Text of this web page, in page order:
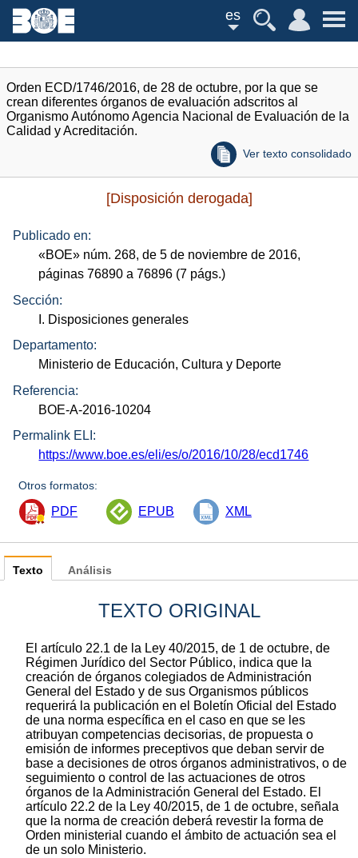
es
Orden ECD/1746/2016, de 28 de octubre, por la que se
crean diferentes órganos de evaluación adscritos al
Organismo Autónomo Agencia Nacional de Evaluación de la
Calidad y Acreditación.
Ver texto consolidado
[Disposición derogada]
Publicado en:
«BOE» núm. 268, de 5 de noviembre de 2016,
páginas 76890 a 76896 (7 págs.)
Sección:
I. Disposiciones generales
Departamento:
Ministerio de Educación, Cultura y Deporte
Referencia:
BOE-A-2016-10204
Permalink ELI:
https://www.boe.es/eli/es/o/2016/10/28/ecd1746
Otros formatos:
PDF EPUB XML
Texto
TEXTO ORIGINAL
El artículo 22.1 de la Ley 40/2015, de 1 de octubre, de
Régimen Jurídico del Sector Público, indica que la
creación de órganos colegiados de Administración
General del Estado y de sus Organismos públicos
requerirá la publicación en el Boletín Oficial del Estado
de una norma específica en el caso en que se les
atribuyan competencias decisorias, de propuesta o
emisión de informes preceptivos que deban servir de
base a decisiones de otros órganos administrativos, o de
seguimiento o control de las actuaciones de otros
órganos de la Administración General del Estado. El
artículo 22.2 de la Ley 40/2015, de 1 de octubre, señala
que la norma de creación deberá revestir la forma de
Orden ministerial cuando el ámbito de actuación sea el
de un solo Ministerio.
Análisis